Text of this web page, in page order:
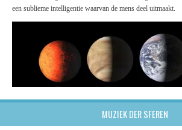
een sublieme intelligentie waarvan de mens deel uitmaakt.
MUZIEK DER SFEREN